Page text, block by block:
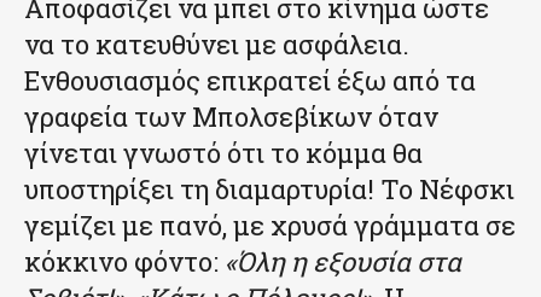
Αποφασίζει να μπει στο κίνημα ώστε
να το κατευθύνει με ασφάλεια.
Ενθουσιασμός επικρατεί έξω από τα
γραφεία των Μπολσεβίκων όταν
γίνεται γνωστό ότι το κόμμα θα
υποστηρίξει τη διαμαρτυρία! Το Νέφσκι
γεμίζει με πανό, με χρυσά γράμματα σε
κόκκινο φόντο: «Όλη η εξουσία στα